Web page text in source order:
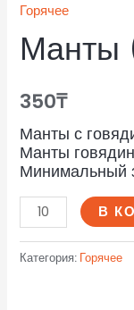
Горячее
Манты
350₸
Манты с
Манты
Минимальный
В
Категория: Горячее